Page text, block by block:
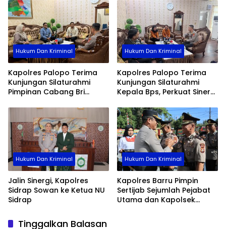
Hukum Dan Kriminal
Kapolres Palopo Terima
Kunjungan Silaturahmi
Pimpinan Cabang Bri
Hukum Dan Kriminal
Kapolres Palopo Terima
Kunjungan Silaturahmi
Kepala Bps, Perkuat Sinergi
Hukum Dan Kriminal
Jalin Sinergi, Kapolres
Sidrap Sowan ke Ketua NU
Sidrap
Hukum Dan Kriminal
Kapolres Barru Pimpin
Sertijab Sejumlah Pejabat
Utama dan Kapolsek
Tinggalkan Balasan